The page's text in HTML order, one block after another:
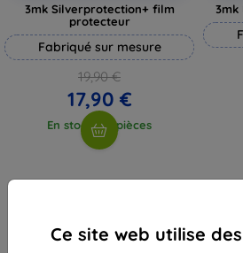
Ce site web utilise
3mk Silverprotection+ film
protecteur
Fabriqué sur mesure
19,90 €
17,90 €
En stock > 5 pièces
3mk